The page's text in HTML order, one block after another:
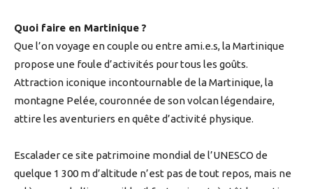
Quoi faire en Martinique ?
Que l’on voyage en couple ou entre ami.e.s, la Martinique
propose une foule d’activités pour tous les goûts.
Attraction iconique incontournable de la Martinique, la
montagne Pelée, couronnée de son volcan légendaire,
attire les aventuriers en quête d’activité physique.
Escalader ce site patrimoine mondial de l’UNESCO de
quelque 1 300 m d’altitude n’est pas de tout repos, mais ne